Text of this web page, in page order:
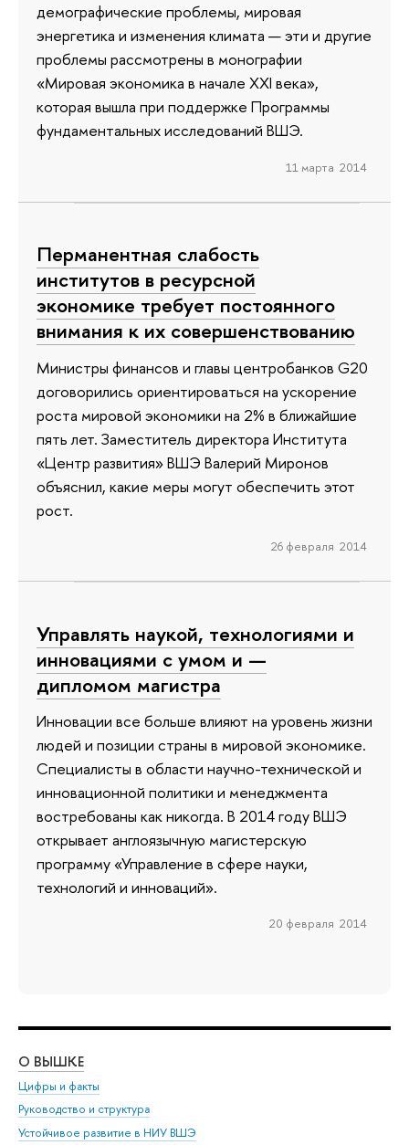
демографические проблемы, мировая
энергетика и изменения климата — эти и другие
проблемы рассмотрены в монографии
«Мировая экономика в начале XXI века»,
которая вышла при поддержке Программы
фундаментальных исследований ВШЭ.
11 марта 2014
Перманентная слабость
институтов в ресурсной
экономике требует постоянного
внимания к их совершенствованию
Министры финансов и главы центробанков G20
договорились ориентироваться на ускорение
роста мировой экономики на 2% в ближайшие
пять лет. Заместитель директора Института
«Центр развития» ВШЭ Валерий Миронов
объяснил, какие меры могут обеспечить этот
рост.
26 февраля 2014
Управлять наукой, технологиями и
инновациями с умом и —
дипломом магистра
Инновации все больше влияют на уровень жизни
людей и позиции страны в мировой экономике.
Специалисты в области научно-технической и
инновационной политики и менеджмента
востребованы как никогда. В 2014 году ВШЭ
открывает англоязычную магистерскую
программу «Управление в сфере науки,
технологий и инноваций».
20 февраля 2014
О ВЫШКЕ
Цифры и факты
Руководство и структура
Устойчивое развитие в НИУ ВШЭ